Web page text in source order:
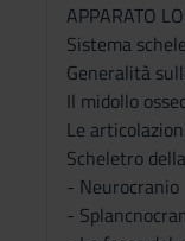
APPARATO
Sistema
Generalità
Il midollo
Le
Scheletro
- Neurocranio
-